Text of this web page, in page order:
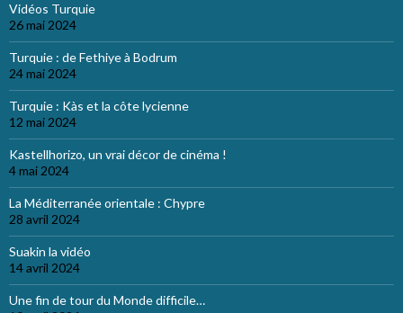
Vidéos Turquie
26 mai 2024
Turquie : de Fethiye à Bodrum
24 mai 2024
Turquie : Kàs et la côte lycienne
12 mai 2024
Kastellhorizo, un vrai décor de cinéma !
4 mai 2024
La Méditerranée orientale : Chypre
28 avril 2024
Suakin la vidéo
14 avril 2024
Une fin de tour du Monde difficile…